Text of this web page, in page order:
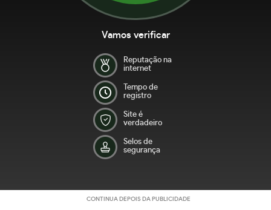
Vamos verificar
Reputação na
internet
Tempo de
registro
Site é
verdadeiro
Selos de
segurança
CONTINUA DEPOIS DA PUBLICIDADE